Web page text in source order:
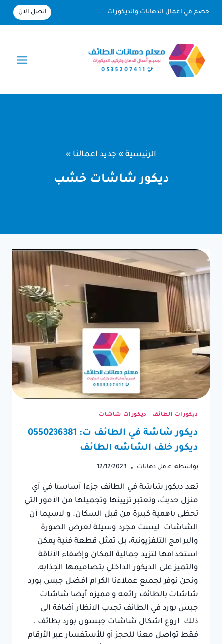
خصم في اعمال الدهانات والديكورات اتصل الان
الرئيسية » جديد اعمالنا »
ديكور شاشات خشب
ديكورات الطائف ديكورات شاشات
ديكور شاشة في الطائف ت: 0550236381
ديكور خلف الشاشه الطائف
بواسطة: عامل دهانات 12/12/2023
تعد ديكور شاشة في الطائف جزءا أساسيا في أي
منزل حديث، وتعتبر تزيينها وتجميلها من الأمور التي
تحظى بأهمية كبيرة من قبل السكان. و لاسيما أن
الشاشات ليست مجرد وسيلة لعرض الصورة
والبرامج التلفزيونية، بل تمثل قطعة فنية يمكن
استخدامها لتزيد جمالية المكان وإضفاء الأناقة
والتميز على الديكور الداخلي بتصاميمها الجذابه،
ونحن نوفر لجميع عملاءنا الكرام افضل جبس بورد
شاشات بالطائف رائعه و مميزه أيضا شاشات
جبس بورد في الطائف تجذب الانظار أضافة الى
ذلك اروع اشكال شاشات جبسون بورد بطائف .
فقط تواصل معنا للحجز أو للأستفسار عبر الأرقام